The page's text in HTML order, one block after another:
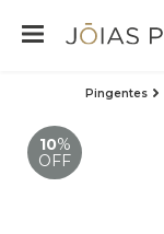
Pingentes
10%
OFF